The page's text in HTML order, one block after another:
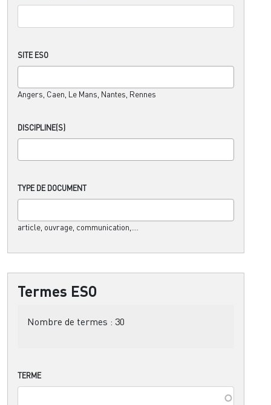
SITE ESO
Angers, Caen, Le Mans, Nantes, Rennes
DISCIPLINE(S)
TYPE DE DOCUMENT
article, ouvrage, communication,....
Termes ESO
Nombre de termes : 30
TERME